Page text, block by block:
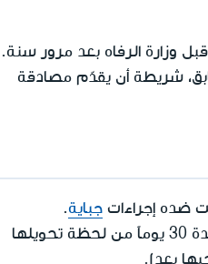
وزارة الرفاه بعد مرور سنة.
شريطة أن يقدّم مصادقة
ضده إجراءات جباية.
بحال كانت النقود تُدفع من خلال الحساب المصرفي، لا يمكن الحجز عليها عبر حساب البنك مدة 30 يوماً من لحظة تحويلها